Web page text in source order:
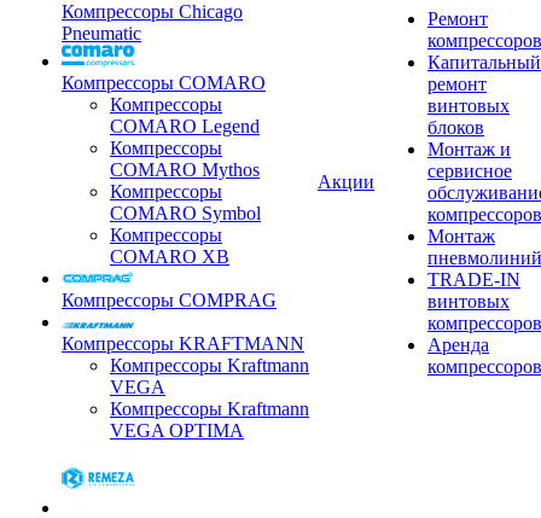
Компрессоры Chicago
Pneumatic
Компрессоры COMARO
Компрессоры
COMARO Legend
Компрессоры
COMARO Mythos
Компрессоры
COMARO Symbol
Компрессоры
COMARO XB
Компрессоры COMPRAG
Компрессоры KRAFTMANN
Компрессоры Kraftmann
VEGA
Компрессоры Kraftmann
VEGA OPTIMA
Акции
Ремонт
компрессоров
Капитальный
ремонт
винтовых
блоков
Монтаж и
сервисное
компрессоров
Монтаж
пневмолиний
TRADE-IN
винтовых
компрессоров
Аренда
компрессоров